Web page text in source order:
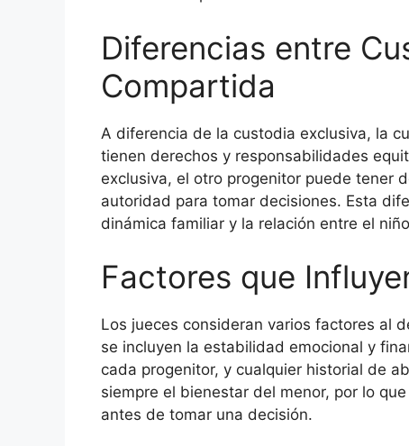
Diferencias entre
Compartida
A diferencia de la custodia exclusiva, la
tienen derechos y responsabilidades
exclusiva, el otro progenitor puede tener
autoridad para tomar decisiones. Esta
dinámica familiar y la relación entre el
Factores que
Los jueces consideran varios factores al
se incluyen la estabilidad emocional y
cada progenitor, y cualquier historial de
siempre el bienestar del menor, por lo
antes de tomar una decisión.